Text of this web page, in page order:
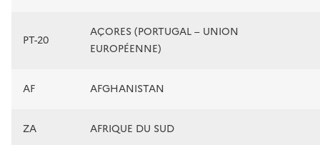
PT-20
AÇORES (PORTUGAL – UNION
EUROPÉENNE)
AF AFGHANISTAN
ZA AFRIQUE DU SUD